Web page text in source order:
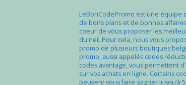
LeBonCodePromo est une équipe
de bons plans et de bonnes
coeur de vous proposer les
du net. Pour cela, nous vous
promo de plusieurs boutiques
promo, aussi appelés codes
codes avantage, vous permettent
sur vos achats en ligne. Certains
peuvent vous faire gagner jusqu’à